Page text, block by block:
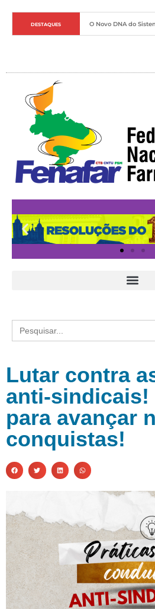
DESTAQUES O Novo DNA do
Search
for:
Lutar contra
anti-sindicais!
para avançar
conquistas!